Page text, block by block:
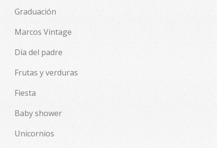
Graduación
Marcos Vintage
Día del padre
Frutas y verduras
Fiesta
Baby shower
Unicornios